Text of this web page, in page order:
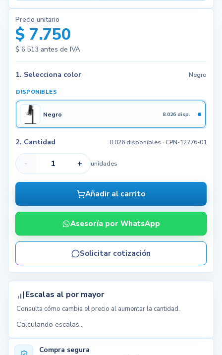
Compra segura
Precio unitario
$ 7.750
$ 6.513 antes de IVA
1. Selecciona color Negro
DISPONIBLES
Negro 8.026 disp.
2. Cantidad 8.026 disponibles · CPN-12776-01
- + unidades
Añadir al carrito
Asesoría por WhatsApp
Solicitar cotización
Escalas al por mayor
Consulta cómo cambia el precio al aumentar la cantidad.
Calculando escalas...